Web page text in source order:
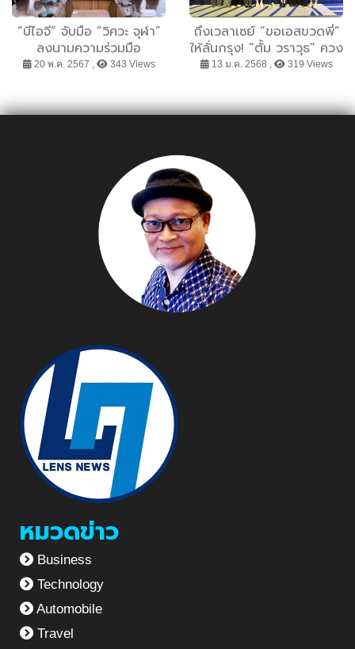
“บีไอจี” จับมือ “วิศวะ จุฬา”
ลงนามความร่วมมือ
Carbon Management
Climate Technology
20 พ.ค. 2567 , 343 Views
ถึงเวลาเซย์ “ขอเอสขวดพี่”
ให้ลั่นกรุง! “ตั้ม วราวุธ” ควง
แก๊งอินฟลูฯ สาย
น ปิงปอง ธงชัย และ นนท์
เสียงซ่าสนั่นเมือง
13 ม.ค. 2568 , 319 Views
หมวดข่าว
Business
Technology
Automobile
Travel